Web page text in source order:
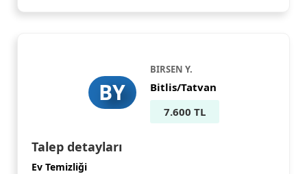
BY
BIRSEN Y.
Bitlis/Tatvan
7.600 TL
Talep detayları
Ev Temizliği